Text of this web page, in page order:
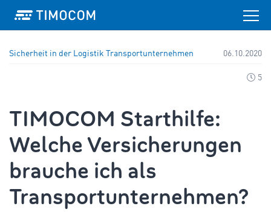
Sicherheit in der Logistik Transportunternehmen 06.10.2020
5
TIMOCOM Starthilfe:
Welche Versicherungen
brauche ich als
Transportunternehmen?